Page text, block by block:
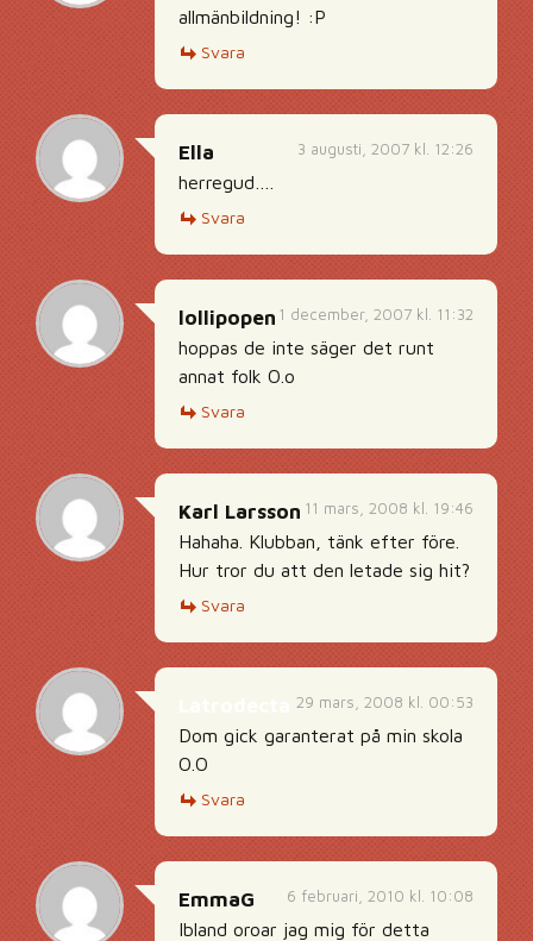
allmänbildning! :P
Svara
3 augusti, 2007 kl. 12:26
Ella
herregud….
Svara
1 december, 2007 kl. 11:32
lollipopen
hoppas de inte säger det runt
annat folk O.o
Svara
11 mars, 2008 kl. 19:46
Karl Larsson
Hahaha. Klubban, tänk efter före.
Hur tror du att den letade sig hit?
Svara
29 mars, 2008 kl. 00:53
Dom gick garanterat på min skola
O.O
Svara
6 februari, 2010 kl. 10:08
EmmaG
Ibland oroar jag mig för detta